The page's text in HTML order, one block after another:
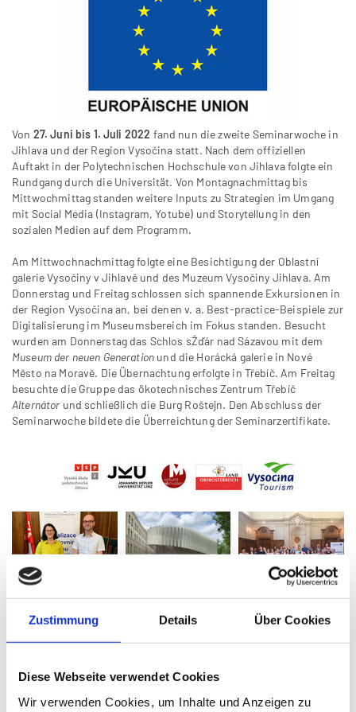
Zustimmung Details Über Cookies
Diese Webseite verwendet Cookies
Wir verwenden Cookies, um Inhalte und Anzeigen zu
Von 27. Juni bis 1. Juli 2022 fand nun die zweite Seminarwoche in
Jihlava und der Region Vysočina statt. Nach dem offiziellen
Auftakt in der Polytechnischen Hochschule von Jihlava folgte ein
Rundgang durch die Universität. Von Montagnachmittag bis
Mittwochmittag standen weitere Inputs zu Strategien im Umgang
mit Social Media (Instagram, Yotube) und Storytellung in den
sozialen Medien auf dem Programm.
Am Mittwochnachmittag folgte eine Besichtigung der Oblastní
galerie Vysočiny v Jihlavě und des Muzeum Vysočiny Jihlava. Am
Donnerstag und Freitag schlossen sich spannende Exkursionen in
der Region Vysočina an, bei denen v. a. Best-practice-Beispiele zur
Digitalisierung im Museumsbereich im Fokus standen. Besucht
wurden am Donnerstag das Schlos sŽďár nad Sázavou mit dem
Museum der neuen Generation und die Horácká galerie in Nové
Město na Moravě. Die Übernachtung erfolgte in Třebíč. Am Freitag
besuchte die Gruppe das ökotechnisches Zentrum Třebíč
Alternátorund schließlich die Burg Roštejn. Den Abschluss der
Seminarwoche bildete die Überreichtung der Seminarzertifikate.
Kofinanziert aus den Mitteln desEuropäischen Fonds für